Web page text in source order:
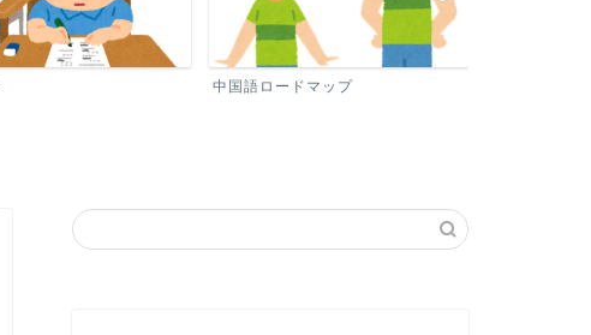
中国語ロードマップ